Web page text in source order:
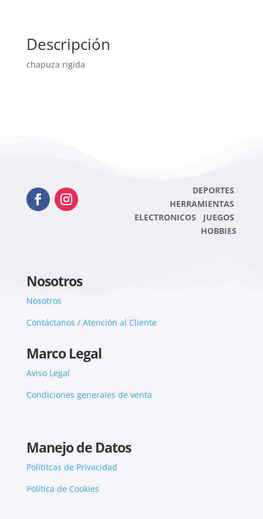
Descripción
chapuza rigida
DEPORTES
HERRAMIENTAS
ELECTRONICOS JUEGOS
HOBBIES
Nosotros
Nosotros
Contáctanos / Atención al Cliente
Marco Legal
Aviso Legal
Condiciones generales de venta
Manejo de Datos
Polítitcas de Privacidad
Política de Cookies